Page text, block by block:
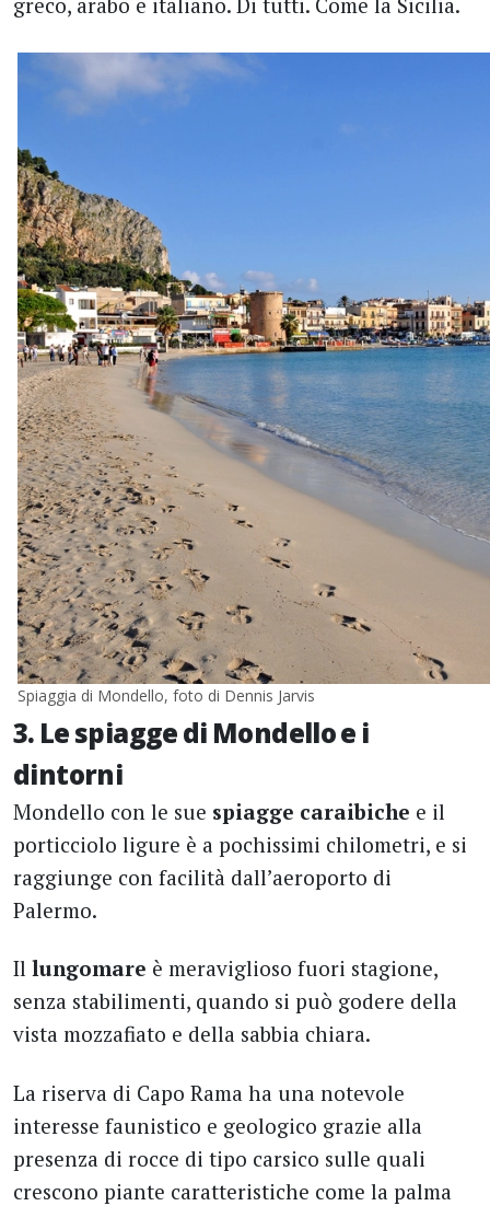
Spiaggia di Mondello, foto di Dennis Jarvis
3. Le spiagge di Mondello e i
dintorni
Mondello con le sue spiagge caraibiche e il
porticciolo ligure è a pochissimi chilometri, e si
raggiunge con facilità dall’aeroporto di
Palermo.
Il lungomare è meraviglioso fuori stagione,
senza stabilimenti, quando si può godere della
vista mozzafiato e della sabbia chiara.
La riserva di Capo Rama ha una notevole
interesse faunistico e geologico grazie alla
presenza di rocce di tipo carsico sulle quali
crescono piante caratteristiche come la palma